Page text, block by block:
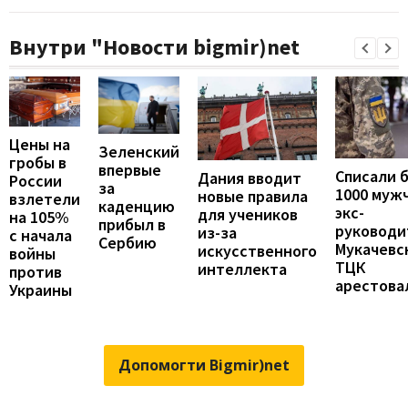
Внутри "Новости bigmir)net
Цены на
гробы в
России
взлетели
на 105%
с начала
войны
против
Украины
Зеленский
впервые
за
каденцию
прибыл в
Сербию
Дания вводит
новые правила
для учеников
из-за
искусственного
интеллекта
Списали
1000
экс-
ТЦК
Допомогти Bigmir)net